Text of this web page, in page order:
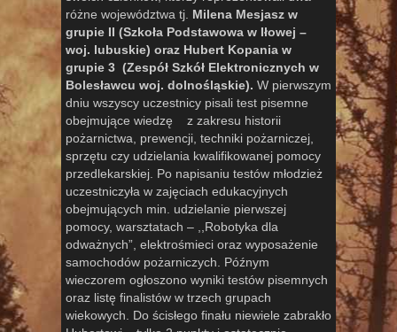
różne województwa tj. Milena Mesjasz w
grupie II (Szkoła Podstawowa w Iłowej –
woj. lubuskie) oraz Hubert Kopania w
grupie 3 (Zespół Szkół Elektronicznych w
Bolesławcu woj. dolnośląskie). W pierwszym
dniu wszyscy uczestnicy pisali test pisemne
obejmujące wiedzę z zakresu historii
pożarnictwa, prewencji, techniki pożarniczej,
sprzętu czy udzielania kwalifikowanej pomocy
przedlekarskiej. Po napisaniu testów młodzież
uczestniczyła w zajęciach edukacyjnych
obejmujących min. udzielanie pierwszej
pomocy, warsztatach – ,,Robotyka dla
odważnych”, elektrośmieci oraz wyposażenie
samochodów pożarniczych. Późnym
wieczorem ogłoszono wyniki testów pisemnych
oraz listę finalistów w trzech grupach
wiekowych. Do ścisłego finału niewiele zabrakło